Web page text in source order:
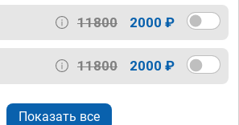
11800 2000 ₽
11800 2000 ₽
Показать все